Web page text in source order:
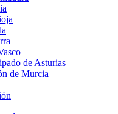
de Asturias
de Murcia